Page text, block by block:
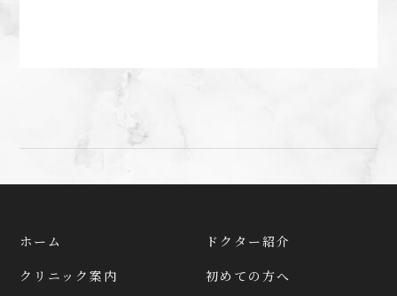
ホーム
ドクター紹介
クリニック案内
初めての方へ